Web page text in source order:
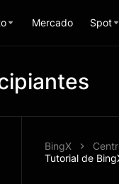
Mercado Spot
BingX
Tutorial de